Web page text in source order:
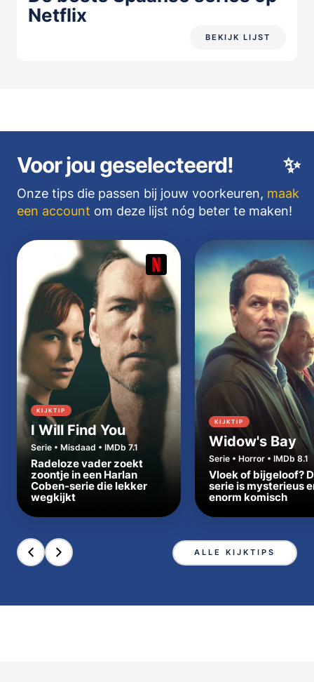
Netflix
BEKIJK LIJST
✨
Voor jou geselecteerd!
Onze tips die passen bij jouw voorkeuren, maak
een account om deze lijst nóg beter te maken!
KIJKTIP
I Will Find You
Serie • Misdaad • IMDb 7.1
Radeloze vader zoekt
zoontje in een Harlan
Coben-serie die lekker
wegkijkt
KIJKTIP
Widow's Bay
Serie • Horror • IMDb 8.1
Vloek of bijgeloof?
serie is mysterieus
enorm komisch
ALLE KIJKTIPS